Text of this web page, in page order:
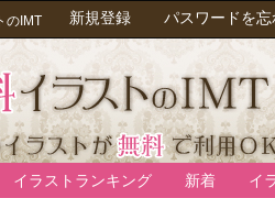
のIMT 新規登録 パスワードを
イラストランキング 新着 イ